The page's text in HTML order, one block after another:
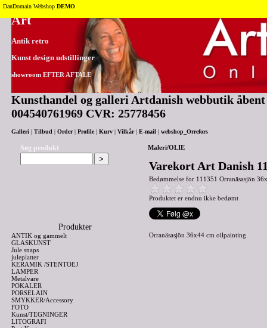
Tilbage til toppen
Art
Antik retro
Kunst design udstillinger
showroom EFTER AFTALE
Kunsthandel og galleri Artdanish webbutik
004540761969 CVR: 25778456
Galleri Tilbud Order| Profile| Kurv Vilkår| E-mail webshop_Orrefors
Søg produkt
Produkter
ANTIK og gammelt
GLASKUNST
Jule snaps
juleplatter
KERAMIK /STENTOEJ
LAMPER
Metalvare
POKALER
PORSELAIN
SMYKKER/Accessory
FOTO
Kunst/TEGNINGER
LITOGRAFI
Maleri/OLIE
Varekort Art Danish
Bedømmelse for 111351 Orranäsasjön
Produktet er endnu ikke bedømt
Orranäsasjön 36x44 cm oilpainting
DanDomain Webshop DEMO